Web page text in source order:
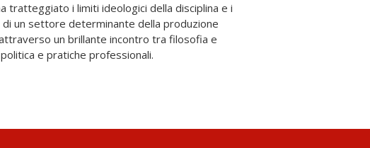
e pratiche professionali.